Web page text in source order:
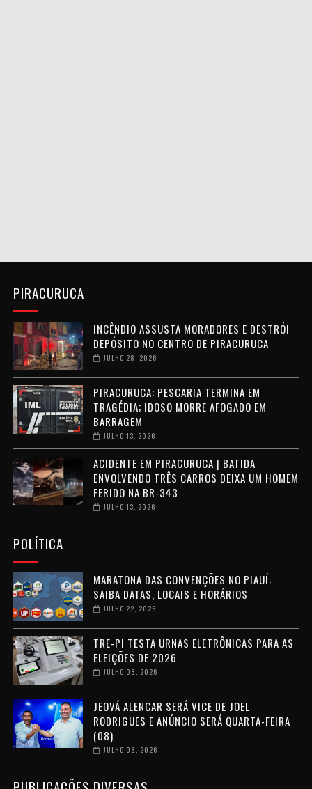
PIRACURUCA
INCÊNDIO ASSUSTA MORADORES E DESTRÓI
DEPÓSITO NO CENTRO DE PIRACURUCA
JULHO 28, 2026
PIRACURUCA: PESCARIA TERMINA EM
TRAGÉDIA; IDOSO MORRE AFOGADO EM
BARRAGEM
JULHO 13, 2026
ACIDENTE EM PIRACURUCA | BATIDA
ENVOLVENDO TRÊS CARROS DEIXA UM HOMEM
FERIDO NA BR-343
JULHO 13, 2026
POLÍTICA
MARATONA DAS CONVENÇÕES NO PIAUÍ:
SAIBA DATAS, LOCAIS E HORÁRIOS
JULHO 22, 2026
TRE-PI TESTA URNAS ELETRÔNICAS PARA AS
ELEIÇÕES DE 2026
JULHO 08, 2026
JEOVÁ ALENCAR SERÁ VICE DE JOEL
RODRIGUES E ANÚNCIO SERÁ QUARTA-FEIRA
(08)
JULHO 08, 2026